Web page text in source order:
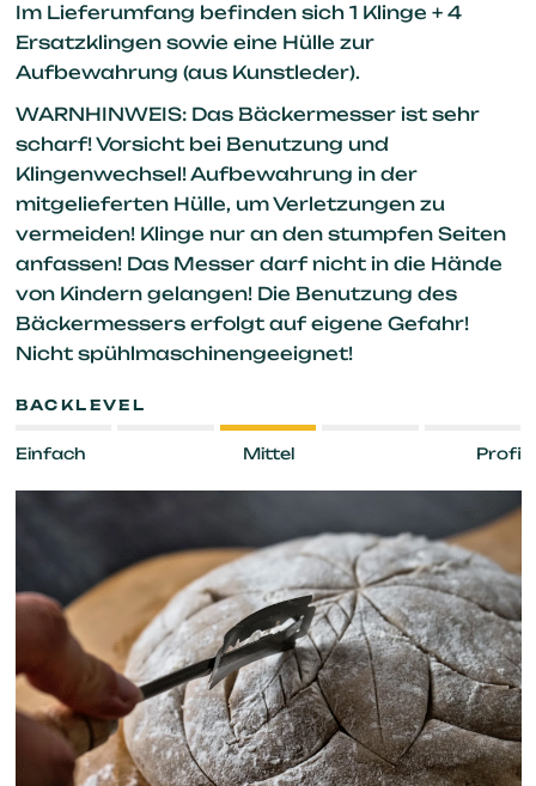
Im Lieferumfang befinden sich 1 Klinge + 4
Ersatzklingen sowie eine Hülle zur
Aufbewahrung (aus Kunstleder).
WARNHINWEIS: Das Bäckermesser ist sehr
scharf! Vorsicht bei Benutzung und
Klingenwechsel! Aufbewahrung in der
mitgelieferten Hülle, um Verletzungen zu
vermeiden! Klinge nur an den stumpfen Seiten
anfassen! Das Messer darf nicht in die Hände
von Kindern gelangen! Die Benutzung des
Bäckermessers erfolgt auf eigene Gefahr!
Nicht spühlmaschinengeeignet!
BACKLEVEL
Einfach Mittel Profi